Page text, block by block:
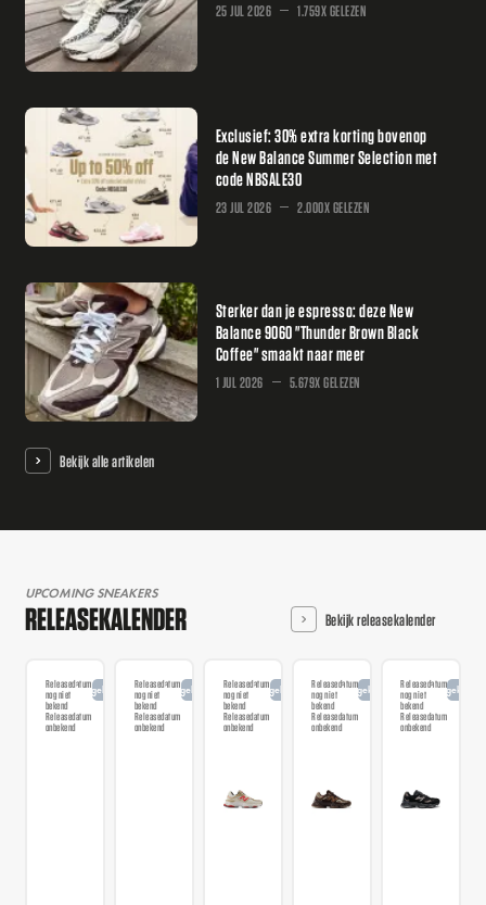
25 JUL 2026 1.759X GELEZEN
Exclusief: 30% extra korting bovenop
de New Balance Summer Selection met
code NBSALE30
23 JUL 2026 2.000X GELEZEN
Sterker dan je espresso: deze New
Balance 9060 "Thunder Brown Black
Coffee" smaakt naar meer
1 JUL 2026 5.679X GELEZEN
Bekijk alle artikelen
UPCOMING SNEAKERS
RELEASEKALENDER Bekijk releasekalender
Releasedatum
nog niet
bekend
Releasedatum
onbekend
AangekondigdReleasedatum
nog niet
bekend
Releasedatum
onbekend
AangekondigdReleasedatum
nog niet
bekend
Releasedatum
onbekend
AangekondigdReleasedatum
nog niet
bekend
Releasedatum
onbekend
AangekondigdReleasedatum
nog niet
bekend
Releasedatum
onbekend